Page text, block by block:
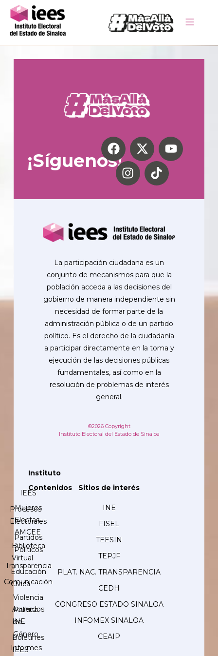
¡Síguenos!
La participación ciudadana es un
conjunto de mecanismos para que la
población acceda a las decisiones del
gobierno de manera independiente sin
necesidad de formar parte de la
administración pública o de un partido
político. Es el derecho de la ciudadanía
a participar directamente en la toma y
ejecución de las decisiones públicas
fundamentales, así como en la
resolución de problemas de interés
general.
©2026 Copyright
Instituto Electoral del Estado de Sinaloa
Instituto
IEES
Procesos
Electorales
Partidos
Políticos
Transparencia
Comunicación
Acuerdos
INE
Boletines
IEES
Contenidos
Mujeres
Electas
AMCEE
Biblioteca
Virtual
Educación
Cívica
Violencia
Política
de
Género
Informes
Sitios de interés
INE
FISEL
TEESIN
TEPJF
PLAT. NAC. TRANSPARENCIA
CEDH
CONGRESO ESTADO SINALOA
INFOMEX SINALOA
CEAIP